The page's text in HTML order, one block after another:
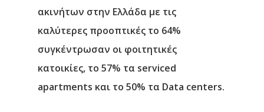
ακινήτων στην Ελλάδα με τις
καλύτερες προοπτικές το 64%
συγκέντρωσαν οι φοιτητικές
κατοικίες, το 57% τα serviced
apartments και το 50% τα Data centers.